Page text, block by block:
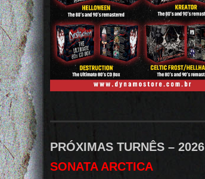
PRÓXIMAS TURNÊS – 2026
SONATA ARCTICA